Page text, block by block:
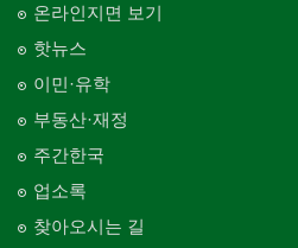
온라인지면 보기
핫뉴스
이민·유학
부동산·재정
주간한국
업소록
찾아오시는 길